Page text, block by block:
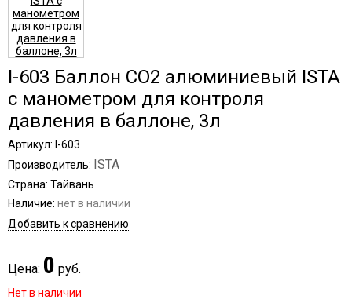
I-603 Баллон CO2 алюминиевый ISTA
с манометром для контроля
давления в баллоне, 3л
Артикул: I-603
Производитель: ISTA
Страна: Тайвань
Наличие: нет в наличии
Добавить к сравнению
Цена: 0 руб.
Нет в наличии